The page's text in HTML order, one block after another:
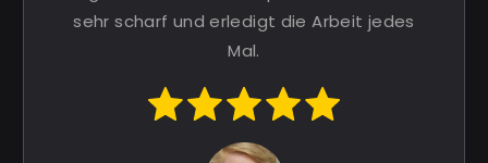
sehr scharf und erledigt die Arbeit jedes
Mal.